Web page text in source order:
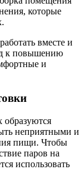
которые
вместе и
к повышению
и
неприятными и
пищи. Чтобы
паров на
использовать